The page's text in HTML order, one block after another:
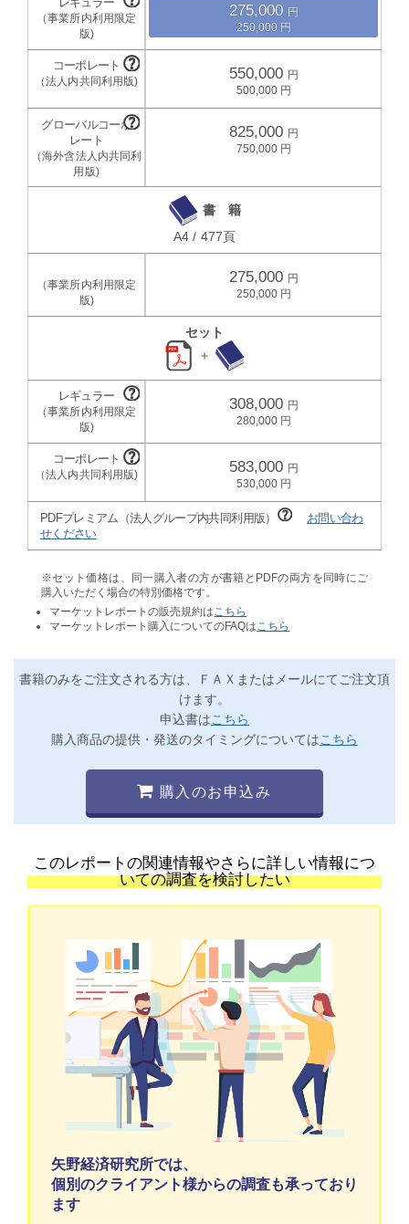
275,000
250,000
550,000
500,000
825,000
750,000
書 籍
A4 / 477頁
275,000
250,000
セット
＋
308,000
280,000
583,000
530,000
PDFプレミアム（法人グループ内共同利用版）
お問い合わ
せください
※セット価格は、同一購入者の方が書籍とPDFの両方を同時にご
購入いただく場合の特別価格です。
マーケットレポートの販売規約は こちら
マーケットレポート購入についてのFAQは こちら
書籍のみをご注文される方は、ＦＡＸまたはメールにてご注文頂
けます。
申込書はこちら
購入商品の提供・発送のタイミングについてはこちら
購入のお申込み
このレポートの関連情報やさらに詳しい情報につ
いての調査を検討したい
矢野経済研究所では、
個別のクライアント様からの調査も承っており
ます